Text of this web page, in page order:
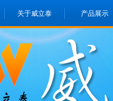
关于威立泰 产品展示